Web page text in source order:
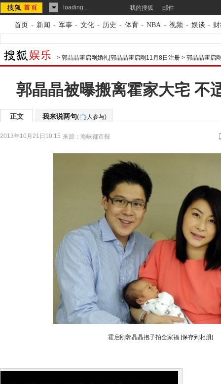
loading... 我的搜狐 邮件
首页 - 新闻 - 军事 - 文化 - 历史 - 体育 - NBA - 视频 - 娱谈 -
> 郭晶晶霍启刚婚礼|郭晶晶霍启刚11月8日注册 > 郭晶晶霍启
郭晶晶被曝搬离霍家大宅 不
正文 我来说两句( 人参与)
2013年10月21日10:15 来源： 海峡都市报
霍启刚郭晶晶抱子拍全家福 [保存到相册]